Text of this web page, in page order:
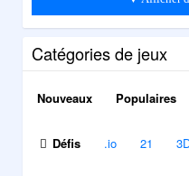
Catégories de jeux
Nouveaux Populaires
Défis .io 21